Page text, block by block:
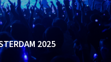
2025